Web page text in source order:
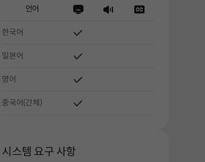
언어
한국어
일본어
영어
중국어(간체)
시스템 요구 사항